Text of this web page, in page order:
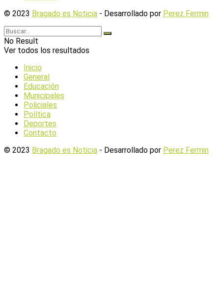
© 2023 Bragado es Noticia - Desarrollado por Perez Fermin
No Result
Ver todos los resultados
Inicio
General
Educación
Municipales
Policiales
Política
Deportes
Contacto
© 2023 Bragado es Noticia - Desarrollado por Perez Fermin